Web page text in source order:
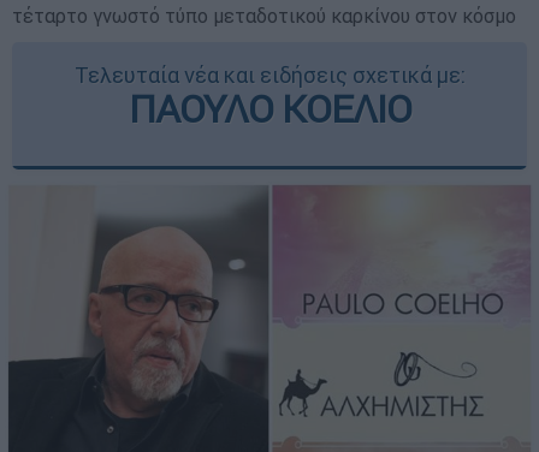
τέταρτο γνωστό τύπο μεταδοτικού καρκίνου στον κόσμο
Τελευταία νέα και ειδήσεις σχετικά με:
ΠΑΟΥΛΟ ΚΟΕΛΙΟ